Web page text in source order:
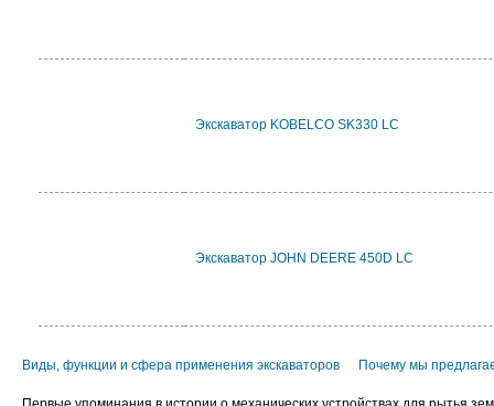
Экскаватор KOBELCO SK330 LC
Экскаватор JOHN DEERE 450D LC
Виды, функции и сфера применения экскаваторов Почему мы